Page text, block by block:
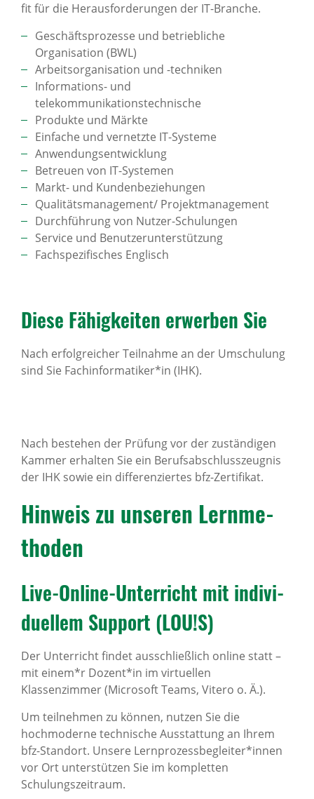
fit für die Herausforderungen der IT-Branche.
Geschäftsprozesse und betriebliche
Organisation (BWL)
Arbeitsorganisation und -techniken
Informations- und
telekommunikationstechnische
Produkte und Märkte
Einfache und vernetzte IT-Systeme
Anwendungsentwicklung
Betreuen von IT-Systemen
Markt- und Kundenbeziehungen
Qualitätsmanagement/ Projektmanagement
Durchführung von Nutzer-Schulungen
Service und Benutzerunterstützung
Fachspezifisches Englisch
Diese Fähig­keiten erwerben Sie
Nach erfolgreicher Teilnahme an der Umschulung
sind Sie Fachinformatiker*in (IHK).
Nach bestehen der Prüfung vor der zuständigen
Kammer erhalten Sie ein Berufsabschlusszeugnis
der IHK sowie ein differenziertes bfz-Zertifikat.
Hinweis zu unseren Lern­me­
thoden
Live-Online-Unter­richt mit indi­vi­
du­ellem Support (LOU!S)
Der Unterricht findet ausschließlich online statt –
mit einem*r Dozent*in im virtuellen
Klassenzimmer (Microsoft Teams, Vitero o. Ä.).
Um teilnehmen zu können, nutzen Sie die
hochmoderne technische Ausstattung an Ihrem
bfz-Standort. Unsere Lernprozessbegleiter*innen
vor Ort unterstützen Sie im kompletten
Schulungszeitraum.